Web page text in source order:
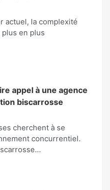
actuel, la complexité
en plus
appel à une agence
biscarrosse
cherchent à se
concurrentiel.